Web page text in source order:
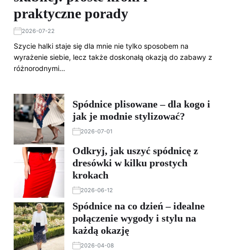
praktyczne porady
2026-07-22
Szycie halki staje się dla mnie nie tylko sposobem na
wyrażenie siebie, lecz także doskonałą okazją do zabawy z
różnorodnymi…
Spódnice plisowane – dla kogo i
jak je modnie stylizować?
2026-07-01
Odkryj, jak uszyć spódnicę z
dresówki w kilku prostych
krokach
2026-06-12
Spódnice na co dzień – idealne
połączenie wygody i stylu na
każdą okazję
2026-04-08